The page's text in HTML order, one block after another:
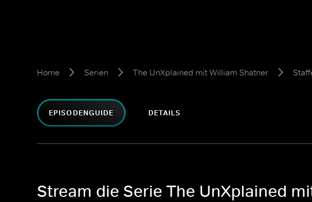
Home Serien The UnXplained mit William Shatner
EPISODENGUIDE DETAILS
Stream die Serie The UnXplained